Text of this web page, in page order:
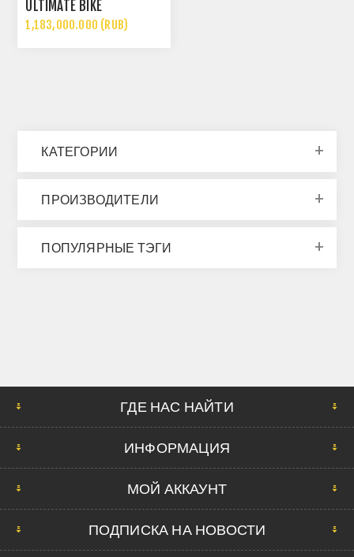
ULTIMATE BIKE
1,183,000.000 (RUB)
КАТЕГОРИИ
ПРОИЗВОДИТЕЛИ
ПОПУЛЯРНЫЕ ТЭГИ
ГДЕ НАС НАЙТИ
ИНФОРМАЦИЯ
МОЙ АККАУНТ
ПОДПИСКА НА НОВОСТИ